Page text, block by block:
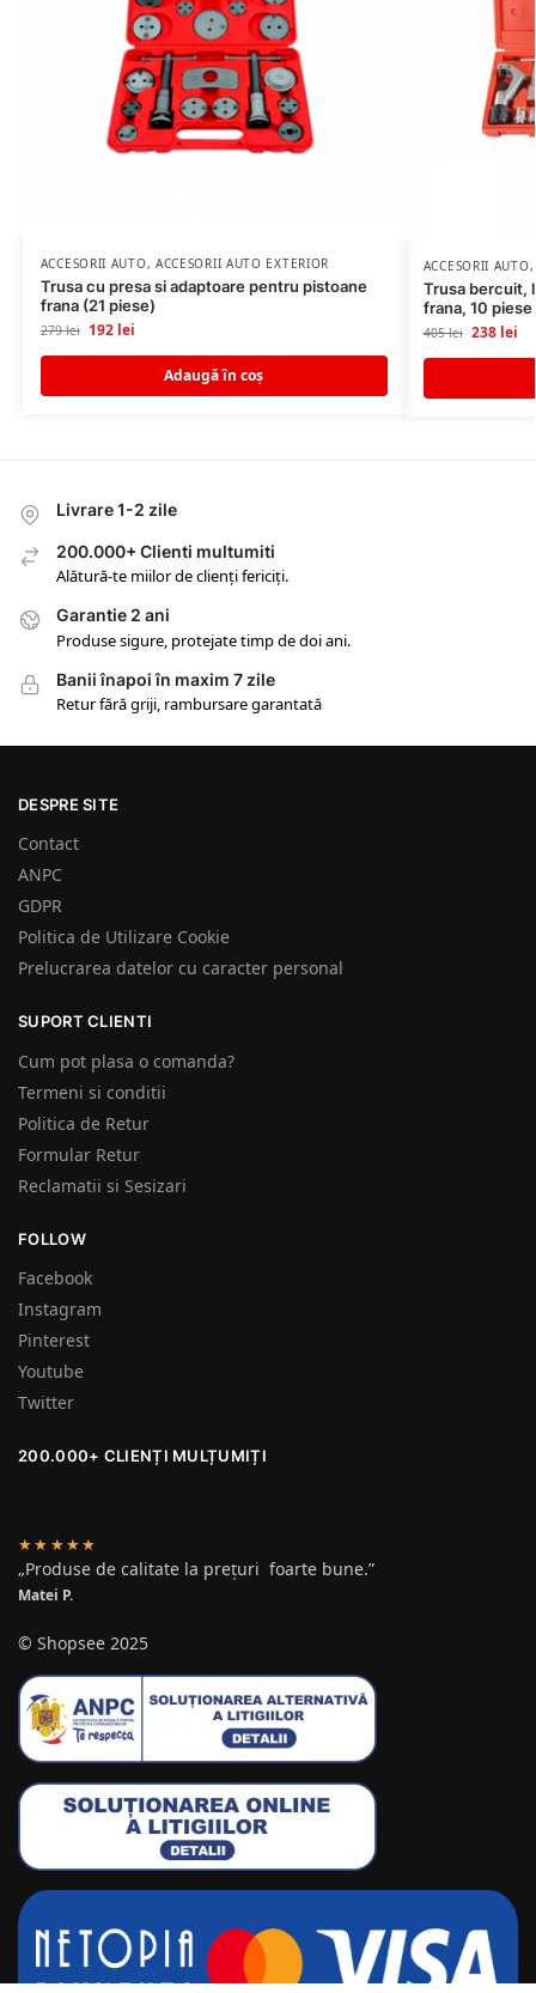
ACCESORII AUTO, ACCESORII AUTO EXTERIOR
Trusa cu presa si adaptoare pentru pistoane
frana (21 piese)
279lei 192 lei
Adaugă în coș
ACCESORII AUTO
Trusa bercuit,
frana, 10 piese
405lei 238 lei
Livrare 1-2 zile
200.000+ Clienti multumiti
Alătură-te miilor de clienți fericiți.
Garantie 2 ani
Produse sigure, protejate timp de doi ani.
Banii înapoi în maxim 7 zile
Retur fără griji, rambursare garantată
DESPRE SITE
Contact
ANPC
GDPR
Politica de Utilizare Cookie
Prelucrarea datelor cu caracter personal
SUPORT CLIENTI
Cum pot plasa o comanda?
Termeni si conditii
Politica de Retur
Formular Retur
Reclamatii si Sesizari
FOLLOW
Facebook
Instagram
Pinterest
Youtube
Twitter
200.000+ CLIENȚI MULȚUMIȚI
★★★★★
„Produse de calitate la prețuri foarte bune.”
Matei P.
© Shopsee 2025